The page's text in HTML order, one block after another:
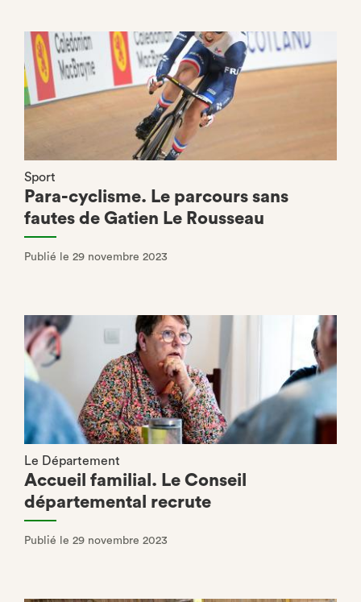
Sport
Para-cyclisme. Le parcours sans
fautes de Gatien Le Rousseau
Publié le 29 novembre 2023
Le Département
Accueil familial. Le Conseil
départemental recrute
Publié le 29 novembre 2023